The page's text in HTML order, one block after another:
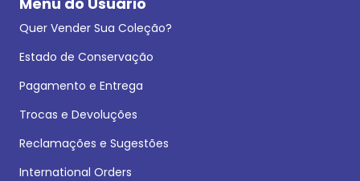
Quer Vender Sua Coleção?
Estado de Conservação
Pagamento e Entrega
Trocas e Devoluções
Reclamações e Sugestões
International Orders